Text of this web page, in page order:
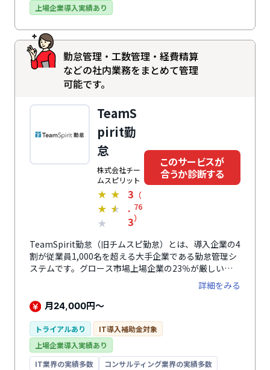
※「COMPANY Talent Management」シリーズは、
いやすさで定評のある「CYDAS」が統合し、日本企業
の高度で複雑な人事制度に最適化されたタレントマネジ
メントシステムへと進化しました。
上場企業導入実績あり
勤怠管理・工数管理・経費精算
などの社内業務をまとめて管理
可能です。
TeamS
pirit勤
怠
株式会社チー
ムスピリット
★ ★
★ ★
★
3
.
3
（
76
）
このサービスが
合うか診断する
TeamSpirit勤怠（旧チムスピ勤怠）とは、導入企業の4
割が従業員1,000名を超える大手企業である勤怠管理シ
ステムです。グロース市場上場企業の23％が厳しい上
場審査へ対応するためにTeamSpirit 勤怠を導入してい
ます。リリースより10年間、高度な機能と複雑な運用
要件への対応実績を全てパッケージへ反映しています。
モデルの勤怠管理システムでありながら、コストを抑え
て導入できるのが大きな魅力です。
詳細をみる
月24,000円～
トライアルあり
IT導入補助金対象
上場企業導入実績あり
IT業界の実績多数
コンサルティング業界の実績多数